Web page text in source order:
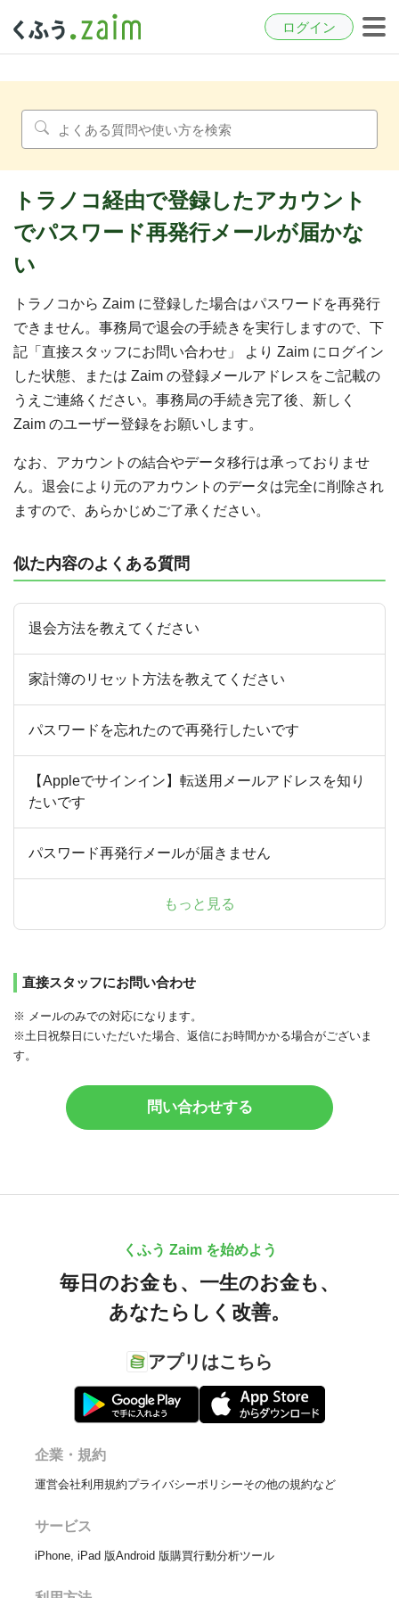
ログイン
トラノコ経由で登録したアカウント
でパスワード再発行メールが届かな
い
トラノコから Zaim に登録した場合はパスワードを再発行
できません。事務局で退会の手続きを実行しますので、下
記「直接スタッフにお問い合わせ」 より Zaim にログイン
した状態、または Zaim の登録メールアドレスをご記載の
うえご連絡ください。事務局の手続き完了後、新しく
Zaim のユーザー登録をお願いします。
なお、アカウントの結合やデータ移行は承っておりませ
ん。退会により元のアカウントのデータは完全に削除され
ますので、あらかじめご了承ください。
似た内容のよくある質問
退会方法を教えてください
家計簿のリセット方法を教えてください
パスワードを忘れたので再発行したいです
【Appleでサインイン】転送用メールアドレスを知り
たいです
パスワード再発行メールが届きません
もっと見る
直接スタッフにお問い合わせ
※ メールのみでの対応になります。
※土日祝祭日にいただいた場合、返信にお時間かかる場合がございま
す。
問い合わせする
くふう Zaim を始めよう
毎日のお金も、 一生のお金も、
あなたらしく改善。
アプリはこちら
企業・規約
運営会社利用規約プライバシーポリシーその他の規約など
サービス
iPhone, iPad 版Android 版購買行動分析ツール